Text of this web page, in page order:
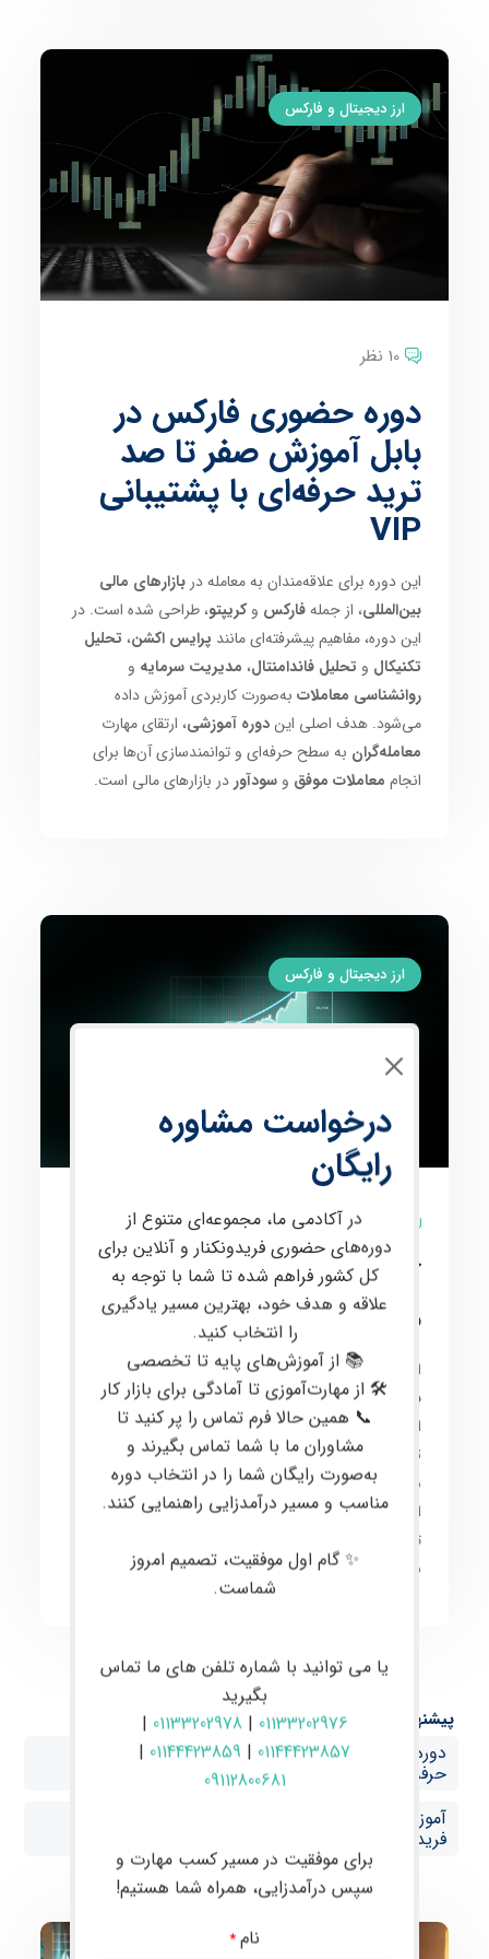
ارز دیجیتال و فارکس
10 نظر
دوره حضوری فارکس در
بابل آموزش صفر تا صد
ترید حرفه‌ای با پشتیبانی
VIP
این دوره برای علاقه‌مندان به معامله دربازارهای مالی
بین‌المللی، از جملهفارکس وکریپتو، طراحی شده است. در
این دوره، مفاهیم پیشرفته‌ای مانند پرایس اکشن، تحلیل
تکنیکال و تحلیل فاندامنتال، مدیریت سرمایه و
روانشناسی معاملات به‌صورت کاربردی آموزش داده
می‌شود. هدف اصلی ایندوره آموزشی، ارتقای مهارت
معامله‌گران به سطح حرفه‌ای و توانمندسازی آن‌ها برای
انجام معاملات موفق وسودآور در بازارهای مالی است.
ارز دیجیتال و فارکس
آموزش فارکس از صفر تا
صد با پشتیبانی تخصصی
این دوره برایعلاقه‌مندان به معامله در بازارهای مالی
بین‌المللی، از جملهفارکس و کریپتو، طراحی شده است. در
این دوره، مفاهیمپیشرفته‌ای مانندپرایس اکشن ،تحلیل
تکنیکال
وفاندامنتال، مدیریت سرمایهوروانشناسی
معاملاتبه صورتکاربردیآموزش داده می‌شود. هدف
اصلی،ارتقای مهارت معامله‌گران به سطح حرفه‌ایو
توانمندسازی آن‌ها برای انجام
بازارهای مالی است.
پیشنهاد ها:
دوره حضوری فارکس در بابل آموزش صفر تا صد ترید
حرفه‌ای با پشتیبانی VIP در فریدونکنار
آموزش فارکس از صفر تا صد با پشتیبانی تخصصی در
فریدونکنار
درخواست مشاوره
رایگان
در آکادمی ما، مجموعه‌ای متنوع از
دوره‌های حضوری فریدونکنار و آنلاین برای
کل کشور فراهم شده تا شما با توجه به
علاقه و هدف خود، بهترین مسیر یادگیری
را انتخاب کنید.
📚 از آموزش‌های پایه تا تخصصی
🛠 از مهارت‌آموزی تا آمادگی برای بازار کار
📞 همین حالا فرم تماس را پر کنید تا
مشاوران ما با شما تماس بگیرند و
به‌صورت رایگان شما را در انتخاب دوره
مناسب و مسیر درآمدزایی راهنمایی کنند.
✨ گام اول موفقیت، تصمیم امروز
شماست.
یا می توانید با شماره تلفن های ما تماس
بگیرید
01133202976
|
01133202978
|
01144423857
|
01144423859
|
09112800681
برای موفقیت در مسیر کسب مهارت و
سپس درآمدزایی، همراه شما هستیم!
نام *